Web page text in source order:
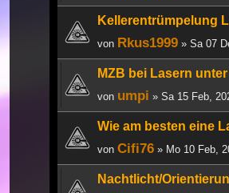
Kellerentrümpelung
von Rkus1999 » Sa 07
MZB bei Lasern unter
von umpi » Sa 15 Feb,
Wie am besten eine
von Cifi76 » Mo 10 Feb,
Nachtlicht/